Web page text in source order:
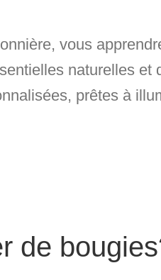
, vous
naturelles et
, prêtes à
de